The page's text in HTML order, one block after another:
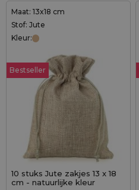
Maat: 13x18 cm
Stof: Jute
Kleur:
Bestseller
10 stuks Jute zakjes 13 x 18
cm - natuurlijke kleur